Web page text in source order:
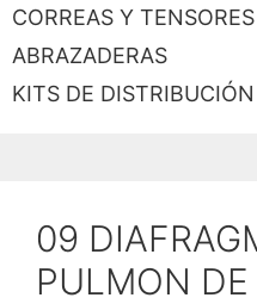
09
PULMON DE
CORREAS Y
ABRAZADERAS
KITS DE